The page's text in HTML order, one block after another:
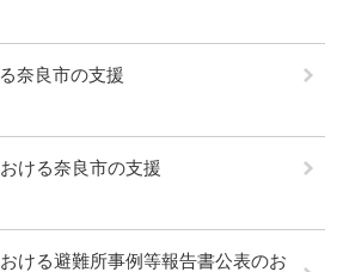
奈良市の支援
ける奈良市の支援
ける避難所事例等報告書公表のお